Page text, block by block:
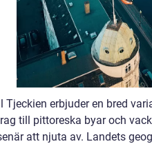
Tjeckien erbjuder en bred
till pittoreska byar och
att njuta av. Landets